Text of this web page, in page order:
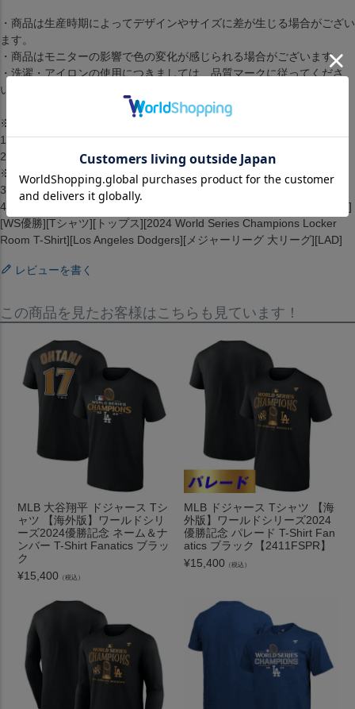
・商品は生産時期によってデザインやサイズに差が生じる場合がござい
ます。
・商品はモニターの影響で色の変化が感じられる場合がございます。
・洗濯・アイロンの使用につきましては、品質マークに従ってくださ
い。
※予約注文規約-必ずお読みください※
1.2点以上のお買い上げの場合全ての商品が揃い次第発送します。
2.入荷時期は3ヶ月を予定しています。
※入荷は遅れることがございます。
3.メーカーが在庫を確保できず、キャンセルとなる場合がございます。
4.仕様が変更される場合もございます。[World Series 2024 Champion]
[WS優勝][Tシャツ][トップス][2024 World Series Champions Locker
Room T-Shirt][Los Angeles Dodgers][メジャーリーグ 大リーグ][LAD]
レビューを書く
この商品を見たお客様はこちらも見ています！
MLB 大谷翔平 ドジャース Tシ
ャツ 【海外版】ワールドシリ
ーズ2024優勝記念 ネーム＆ナ
ンバー T-Shirt Fanatics ブラッ
ク
¥15,400 （税込）
MLB ドジャース Tシャツ 【海
外版】ワールドシリーズ2024
優勝記念 パレード T-Shirt Fan
atics ブラック【2411FSPR】
¥15,400 （税込）